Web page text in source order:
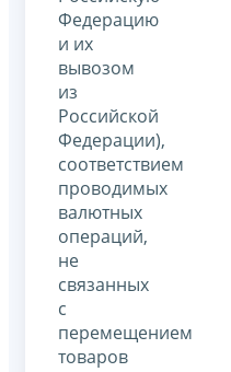
Федерацию
и их
вывозом
из
Российской
Федерации),
соответствием
проводимых
валютных
операций,
не
связанных
с
перемещением
товаров